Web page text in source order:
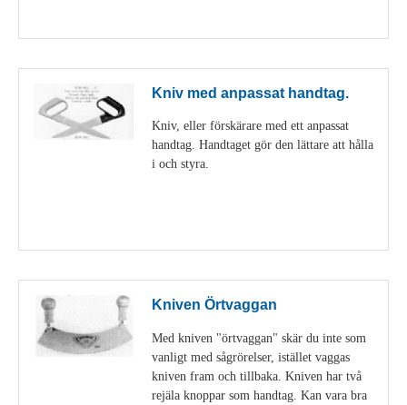
Kniv med anpassat handtag.
Kniv, eller förskärare med ett anpassat
handtag. Handtaget gör den lättare att hålla
i och styra.
Kniven Örtvaggan
Med kniven "örtvaggan" skär du inte som
vanligt med sågrörelser, istället vaggas
kniven fram och tillbaka. Kniven har två
rejäla knoppar som handtag. Kan vara bra